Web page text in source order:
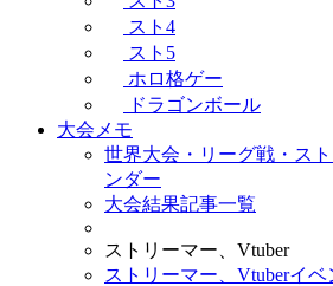
スト4
スト5
ホロ格ゲー
ドラゴンボール
大会メモ
世界大会・リーグ戦・ス
ンダー
大会結果記事一覧
ストリーマー、Vtuber
ストリーマー、Vtuberイ